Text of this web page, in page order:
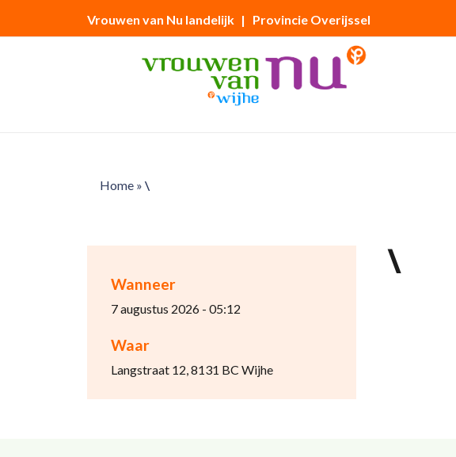
Vrouwen van Nu landelijk | Provincie Overijssel
Home» \
Wanneer
7 augustus 2026 - 05:12
Waar
Langstraat 12, 8131 BC Wijhe
\